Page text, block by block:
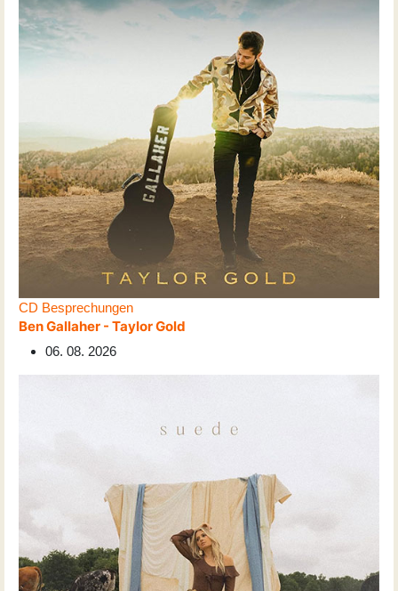
CD Besprechungen
Ben Gallaher - Taylor Gold
06. 08. 2026